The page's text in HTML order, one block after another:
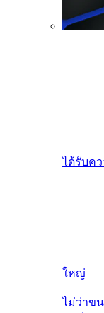
ได้รับค
ใหญ่
ไม่ว่าข